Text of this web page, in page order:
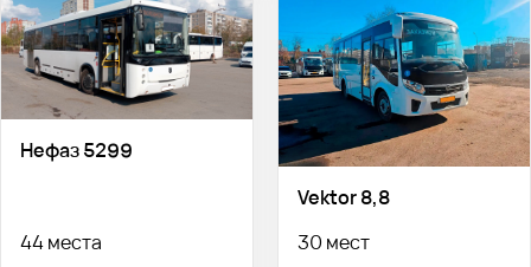
Нефаз 5299
44 места
Vektor 8,8
30 мест